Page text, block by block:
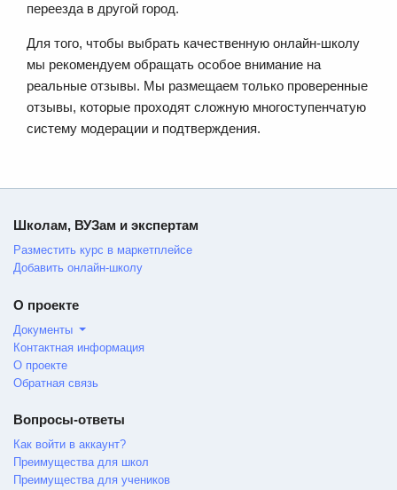
переезда в другой город.
Для того, чтобы выбрать качественную онлайн-школу
мы рекомендуем обращать особое внимание на
реальные отзывы. Мы размещаем только проверенные
отзывы, которые проходят сложную многоступенчатую
систему модерации и подтверждения.
Школам, ВУЗам и экспертам
Разместить курс в маркетплейсе
Добавить онлайн-школу
О проекте
Документы
Контактная информация
О проекте
Обратная связь
Вопросы-ответы
Как войти в аккаунт?
Преимущества для школ
Преимущества для учеников